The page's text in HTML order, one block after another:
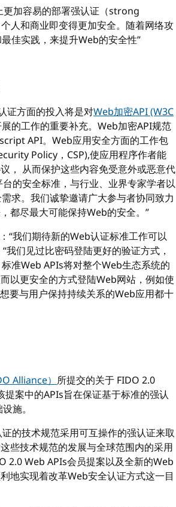
加容易的部署强认证（strong
人和商业即变得更加安全。随着网络攻
佳实践，来提升Web的安全性”
证方面的投入将是对Web加密API (W3C
的工作的重要补充。Web加密API规范
API。Web应用安全方面的工作包
Policy，CSP),使应用程序作者能
， 从而保护这些内容免受意外或恶意代
的安全标准，与行业、业界专家学者以
求。我们诚挚邀请广大参与者协同致力
都尽最大可能保持Web的安全。”
“我们期待新的Web认证标准工作可以
们见过比密码登陆更好的验证方式，
准Web APIs将对整个Web生态系统的
以更安全的方式登陆Web网站，例如使
要与用户保持持续关系的Web应用都十
Alliance）所提交的关于 FIDO 2.0
提案中的APIs旨在保证基于标准的强认
施。
的技术规范采用可互操作的强认证来取
些技术规范的发展与全球范围内的采用
2.0 Web APIs会员提案以及全新的Web
地实现着改革Web安全认证方式这一目